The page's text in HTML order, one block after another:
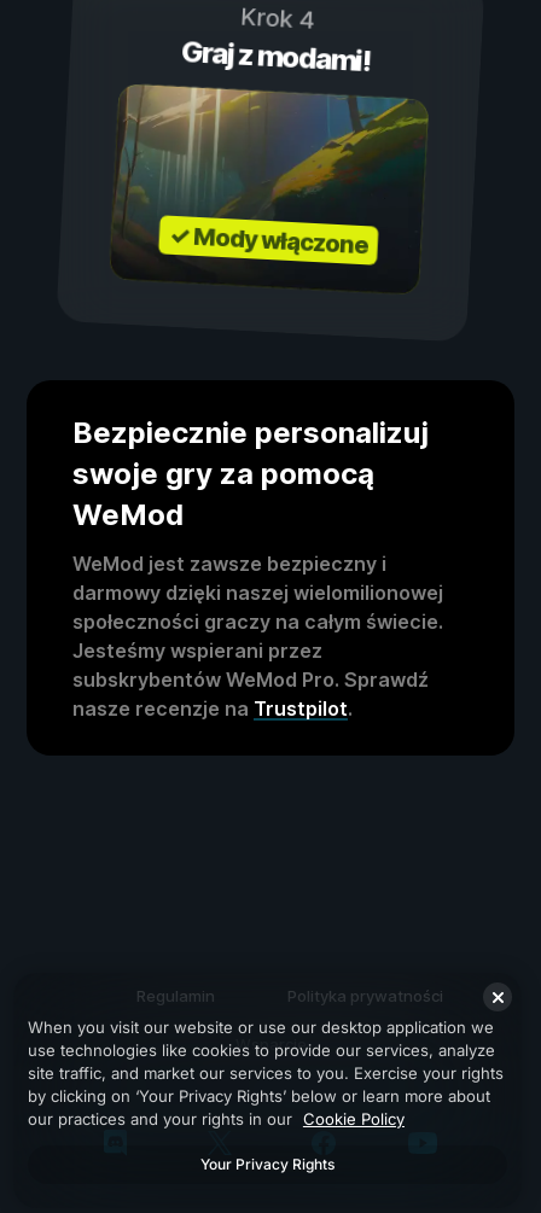
Krok 4
Graj z modami!
✓ Mody włączone
Bezpiecznie personalizuj
swoje gry za pomocą
WeMod
WeMod jest zawsze bezpieczny i
darmowy dzięki naszej wielomilionowej
społeczności graczy na całym świecie.
Jesteśmy wspierani przez
subskrybentów WeMod Pro. Sprawdź
nasze recenzje na Trustpilot.
Regulamin Polityka prywatności
Wsparcie
When you visit our website or use our desktop application we
use technologies like cookies to provide our services, analyze
site traffic, and market our services to you. Exercise your rights
by clicking on ‘Your Privacy Rights’ below or learn more about
our practices and your rights in our Cookie Policy
Your Privacy Rights